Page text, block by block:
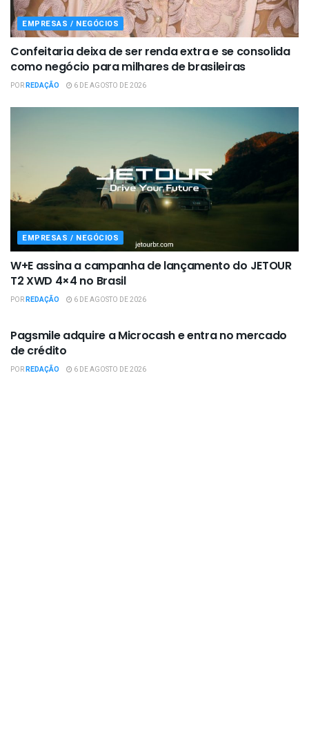
EMPRESAS / NEGÓCIOS
Confeitaria deixa de ser renda extra e se consolida
como negócio para milhares de brasileiras
PORREDAÇÃO 6 DE AGOSTO DE 2026
EMPRESAS / NEGÓCIOS
W+E assina a campanha de lançamento do JETOUR
T2 XWD 4×4 no Brasil
PORREDAÇÃO 6 DE AGOSTO DE 2026
Pagsmile adquire a Microcash e entra no mercado
de crédito
PORREDAÇÃO 6 DE AGOSTO DE 2026